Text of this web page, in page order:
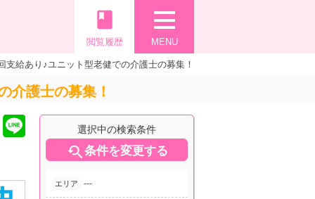
MENU
book
閲覧履歴
給あり♪ユニット型老健での介護士の募集！
介護士の募集！
選択中の検索条件
条件を変更する
エリア ---